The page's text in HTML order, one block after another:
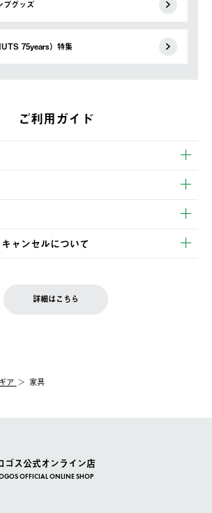
プグッズ
75years）特集
ご利用ガイド
でお支払いいただけます。
済
り2営業日以内に商品を発送いたします。
ませんので、木曜日以降のご注文は週明け
ざいます。
ます。
かる送料は、お客様ご負担とさせていただ
品いただき、ご希望商品を再注文してくだ
ャンセルについて
の方は、会員マイページ内 購入履歴画面に
詳細はこちら
ギア 家具
ゴス公式オンライン店
OFFICIAL ONLINE SHOP